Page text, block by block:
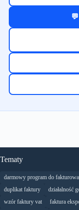
Tematy
darmowy program do
duplikat faktury
działalność
wzór faktury vat
faktura